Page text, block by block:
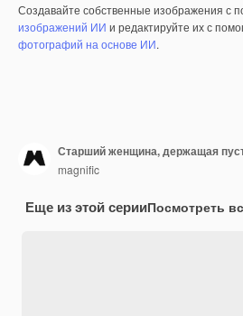
Создавайте собственные изображения с
изображений ИИ и редактируйте их с
фотографий на основе ИИ.
Старший женщина, держащая
magnific
Еще из этой серииПосмотреть